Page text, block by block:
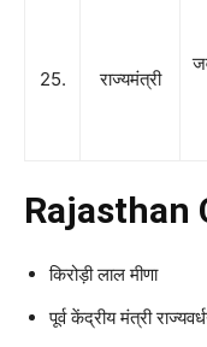
25. राज्यमंत्री
Rajasthan
किरोड़ी लाल मीणा
पूर्व केंद्रीय मंत्री